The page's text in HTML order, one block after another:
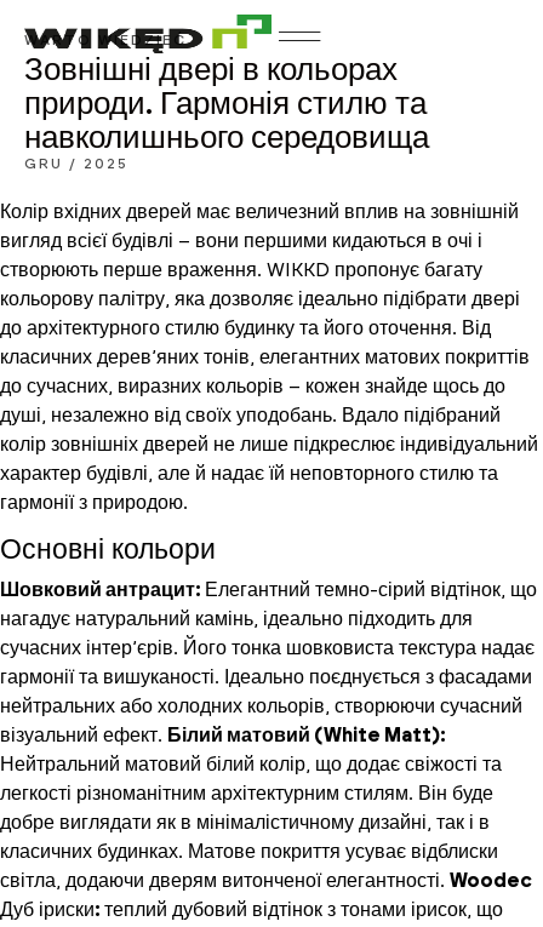
WARTO WIEDZIEĆ
Зовнішні двері в кольорах
природи. Гармонія стилю та
навколишнього середовища
GRU / 2025
Колір вхідних дверей має величезний вплив на зовнішній
вигляд всієї будівлі – вони першими кидаються в очі і
створюють перше враження. WIKKD пропонує багату
кольорову палітру, яка дозволяє ідеально підібрати двері
до архітектурного стилю будинку та його оточення. Від
класичних дерев’яних тонів, елегантних матових покриттів
до сучасних, виразних кольорів – кожен знайде щось до
душі, незалежно від своїх уподобань. Вдало підібраний
колір зовнішніх дверей не лише підкреслює індивідуальний
характер будівлі, але й надає їй неповторного стилю та
гармонії з природою.
Основні кольори
Шовковий антрацит: Елегантний темно-сірий відтінок, що
нагадує натуральний камінь, ідеально підходить для
сучасних інтер’єрів. Його тонка шовковиста текстура надає
гармонії та вишуканості. Ідеально поєднується з фасадами
нейтральних або холодних кольорів, створюючи сучасний
візуальний ефект. Білий матовий (White Matt):
Нейтральний матовий білий колір, що додає свіжості та
легкості різноманітним архітектурним стилям. Він буде
добре виглядати як в мінімалістичному дизайні, так і в
класичних будинках. Матове покриття усуває відблиски
світла, додаючи дверям витонченої елегантності. Woodec
Дуб іриски: теплий дубовий відтінок з тонами ірисок, що